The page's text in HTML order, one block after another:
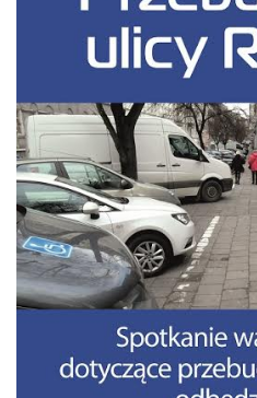
Budżet 2016
Kodeks Dobrych Praktyk
Miejsca parkingowe
Patrol Rowerowy 2015
Plany zagospodarowania
Problemy Szyperska –
Nowy projekt
Strefa Tempo 30
Strefa Tempo 30 –